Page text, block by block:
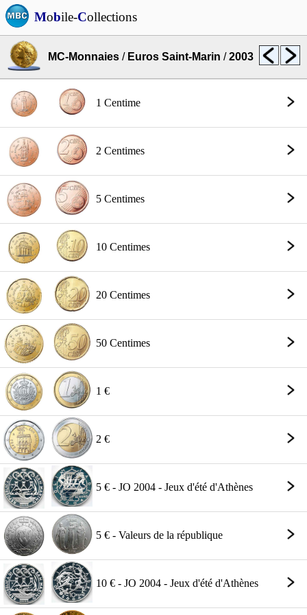
Mobile-Collections
MC-Monnaies / Euros Saint-Marin /2003
1 Centime
2 Centimes
5 Centimes
10 Centimes
20 Centimes
50 Centimes
1 €
2 €
5 € - JO 2004 - Jeux d'été d'Athènes
5 € - Valeurs de la république
10 € - JO 2004 - Jeux d'été d'Athènes